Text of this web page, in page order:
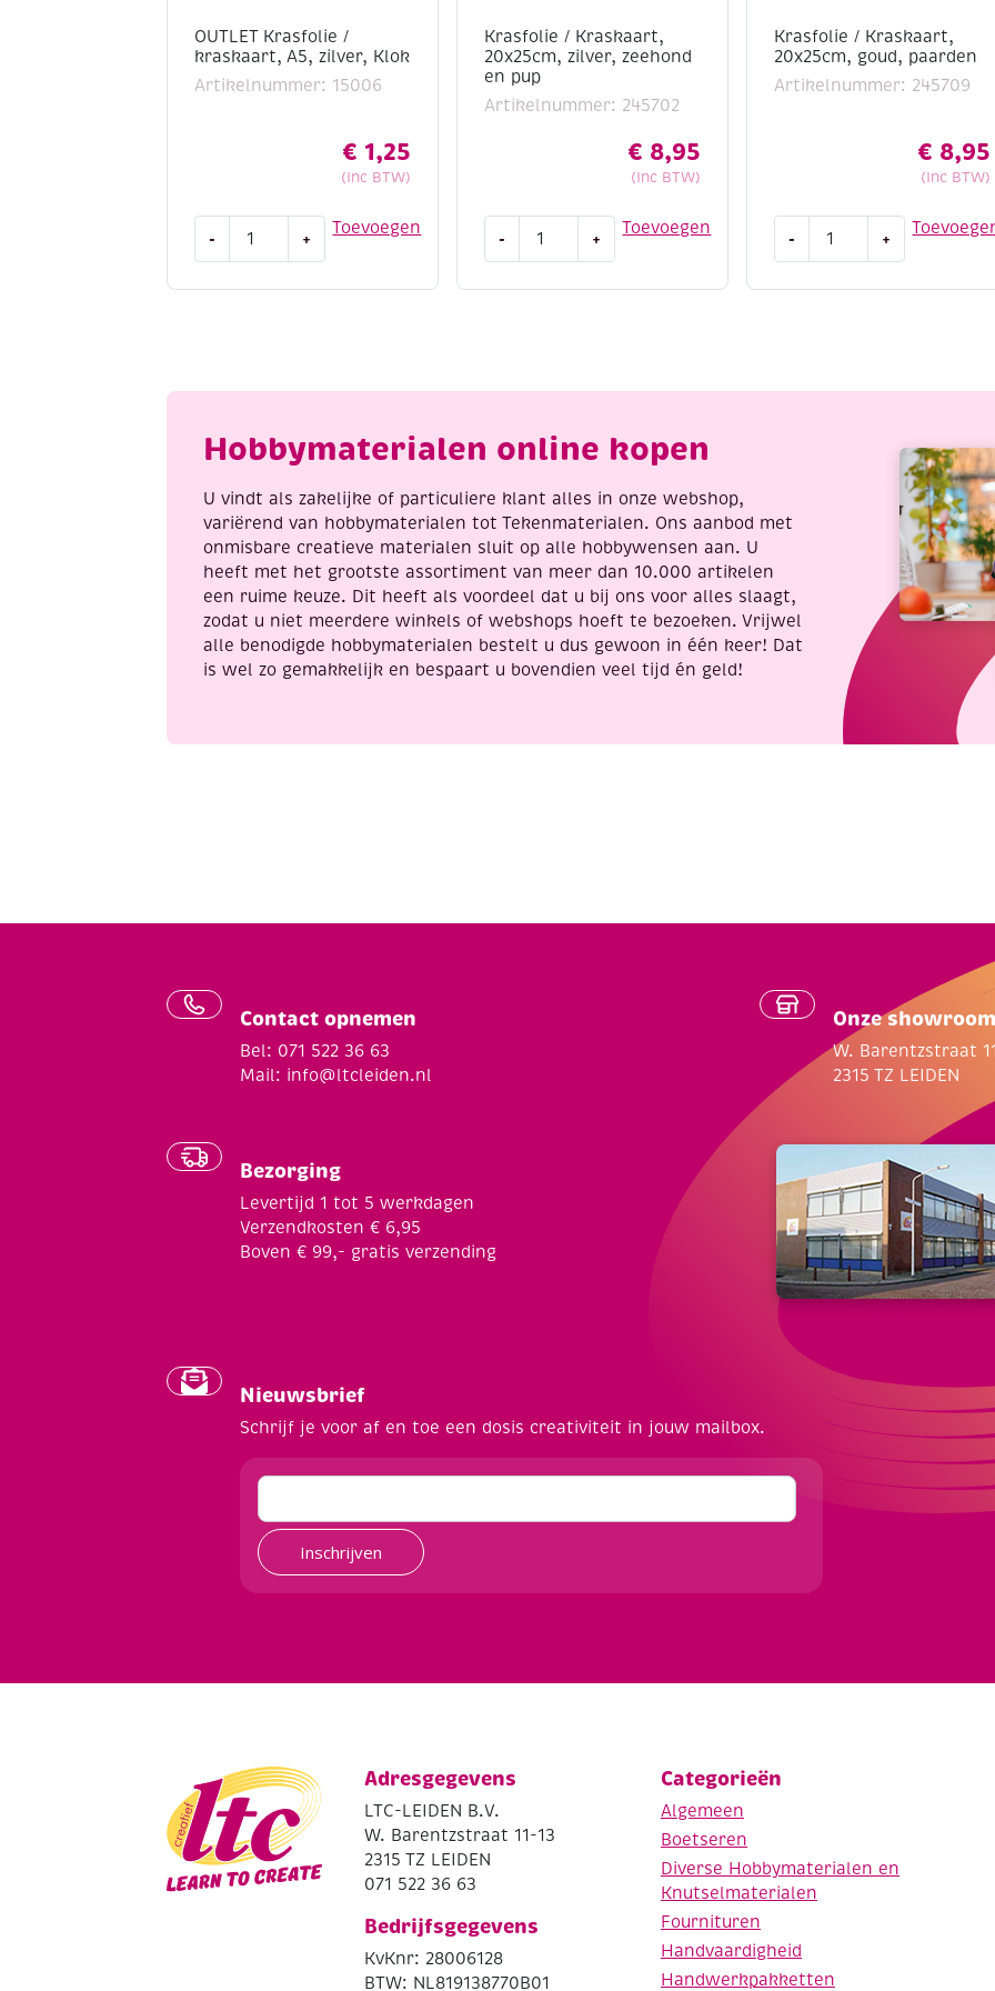
OUTLET Krasfolie /
kraskaart, A5, zilver, Klok
Artikelnummer: 15006
€ 1,25
(Inc BTW)
Toevoegen
-
Krasfolie
aantal
+
Krasfolie / Kraskaart,
20x25cm, zilver, zeehond
en pup
Artikelnummer: 245702
€ 8,95
(Inc BTW)
Toevoegen
-
pup
+
Krasfolie / Kraskaart,
20x25cm, goud, paarden
Artikelnummer: 245709
€ 8,95
(Inc BTW)
- +
Hobbymaterialen online kopen
U vindt als zakelijke of particuliere klant alles in onze webshop,
variërend van hobbymaterialen tot Tekenmaterialen. Ons aanbod met
onmisbare creatieve materialen sluit op alle hobbywensen aan. U
heeft met het grootste assortiment van meer dan 10.000 artikelen
een ruime keuze. Dit heeft als voordeel dat u bij ons voor alles slaagt,
zodat u niet meerdere winkels of webshops hoeft te bezoeken. Vrijwel
alle benodigde hobbymaterialen bestelt u dus gewoon in één keer! Dat
is wel zo gemakkelijk en bespaart u bovendien veel tijd én geld!
Contact opnemen
Bel: 071 522 36 63
Mail: info@ltcleiden.nl
Bezorging
Levertijd 1 tot 5 werkdagen
Verzendkosten € 6,95
Boven € 99,- gratis verzending
Onze showroom
W. Barentzstraat
2315 TZ LEIDEN
Nieuwsbrief
Schrijf je voor af en toe een dosis creativiteit in jouw mailbox.
Inschrijven
Adresgegevens
LTC-LEIDEN B.V.
W. Barentzstraat 11-13
2315 TZ LEIDEN
071 522 36 63
Bedrijfsgegevens
KvKnr: 28006128
BTW: NL819138770B01
Categorieën
Algemeen
Boetseren
Diverse Hobbymaterialen en
Knutselmaterialen
Fournituren
Handvaardigheid
Handwerkpakketten